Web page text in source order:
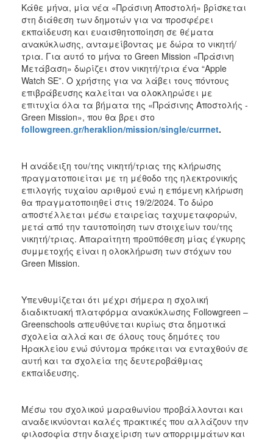
ΔΗΜΟΤΗΣ
ΕΠΙΣΚΕΠΤΗΣ
ΗΡΑΚΛΕΙΟ
Κάθε μήνα, μία νέα «Πράσινη Αποστολή» βρίσκεται
στη διάθεση των δημοτών για να προσφέρει
εκπαίδευση και ευαισθητοποίηση σε θέματα
ανακύκλωσης, ανταμείβοντας με δώρα το νικητή/
τρια. Για αυτό το μήνα το Green Mission «Πράσινη
Μετάβαση» δωρίζει στον νικητή/τρια ένα “Apple
Watch SE”. Ο χρήστης για να λάβει τους πόντους
επιβράβευσης καλείται να ολοκληρώσει με
επιτυχία όλα τα βήματα της «Πράσινης Αποστολής -
Green Mission», που θα βρει στο
followgreen.gr/heraklion/mission/single/currnet.
Η ανάδειξη του/της νικητή/τριας της κλήρωσης
πραγματοποιείται με τη μέθοδο της ηλεκτρονικής
επιλογής τυχαίου αριθμού ενώ η επόμενη κλήρωση
θα πραγματοποιηθεί στις 19/2/2024. Το δώρο
αποστέλλεται μέσω εταιρείας ταχυμεταφορών,
μετά από την ταυτοποίηση των στοιχείων του/της
νικητή/τριας. Απαραίτητη προϋπόθεση μίας έγκυρης
συμμετοχής είναι η ολοκλήρωση των στόχων του
Green Mission.
Υπενθυμίζεται ότι μέχρι σήμερα η σχολική
διαδικτυακή πλατφόρμα ανακύκλωσης Followgreen –
Greenschools απευθύνεται κυρίως στα δημοτικά
σχολεία αλλά και σε όλους τους δημότες του
Ηρακλείου ενώ σύντομα πρόκειται να ενταχθούν σε
αυτή και τα σχολεία της δευτεροβάθμιας
εκπαίδευσης.
Μέσω του σχολικού μαραθωνίου προβάλλονται και
αναδεικνύονται καλές πρακτικές που αλλάζουν την
φιλοσοφία στην διαχείριση των απορριμμάτων και